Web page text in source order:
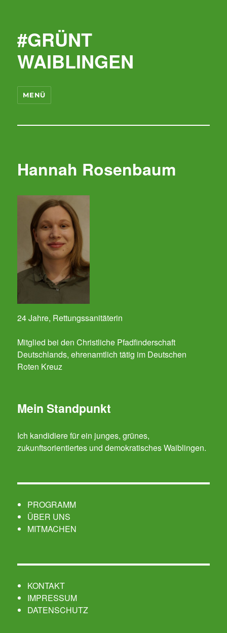
#GRÜNT
WAIBLINGEN
MENÜ
Hannah Rosenbaum
24 Jahre, Rettungssanitäterin
Mitglied bei den Christliche Pfadfinderschaft
Deutschlands, ehrenamtlich tätig im Deutschen
Roten Kreuz
Mein Standpunkt
Ich kandidiere für ein junges, grünes,
zukunftsorientiertes und demokratisches Waiblingen.
PROGRAMM
ÜBER UNS
MITMACHEN
KONTAKT
IMPRESSUM
DATENSCHUTZ